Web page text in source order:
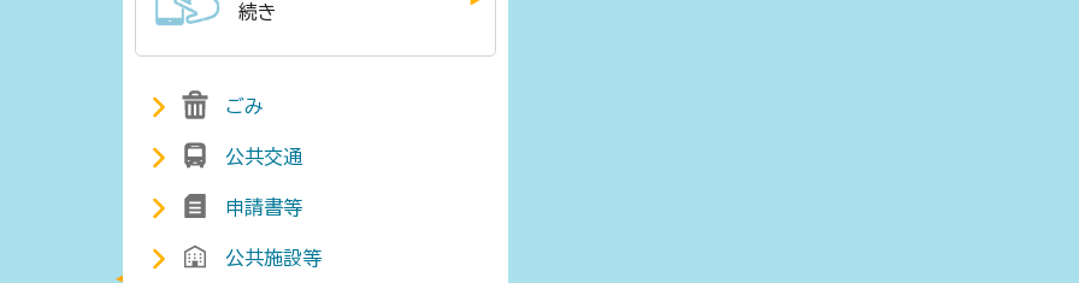
続き
ごみ
公共交通
申請書等
公共施設等